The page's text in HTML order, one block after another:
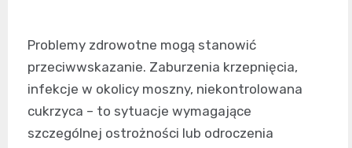
Problemy zdrowotne mogą stanowić
przeciwwskazanie. Zaburzenia krzepnięcia,
infekcje w okolicy moszny, niekontrolowana
cukrzyca – to sytuacje wymagające
szczególnej ostrożności lub odroczenia